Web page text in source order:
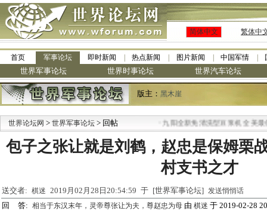
简体中文 繁体中
首页 军事论坛 即时新闻 热点新闻 图片新闻 中国军情
世界军事论坛 世界时事论坛 世界汽车论坛
版主： 黑木崖
世界论坛网 > 世界军事论坛 > 回帖 九阳全新免清洗型豆浆机 全美最低
包子之张让就是刘鹤，赵忠是保姆栗
村支书之才
送交者: 棋迷 2019月02月28日20:54:59 于 [世界军事论坛] 发送悄悄话
回 答: 相当于东汉末年，灵帝尊张让为夫，尊赵忠为母 由 棋迷 于 2019-02-28